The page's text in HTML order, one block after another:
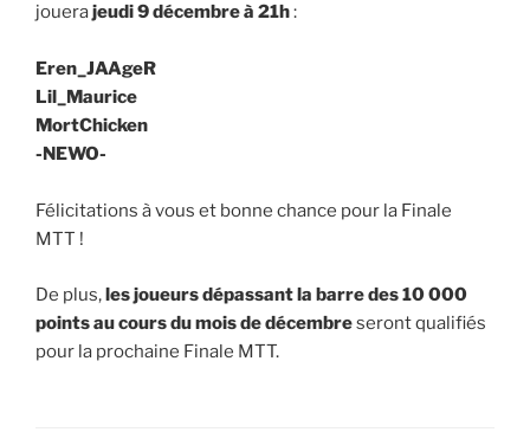
jouerajeudi 9 décembre à 21h:
Eren_JAAgeR
Lil_Maurice
MortChicken
-NEWO-
Félicitations à vous et bonne chance pour la Finale
MTT !
De plus,les joueurs dépassant la barre des 10 000
points au cours du mois de décembreseront qualifiés
pour la prochaine Finale MTT.